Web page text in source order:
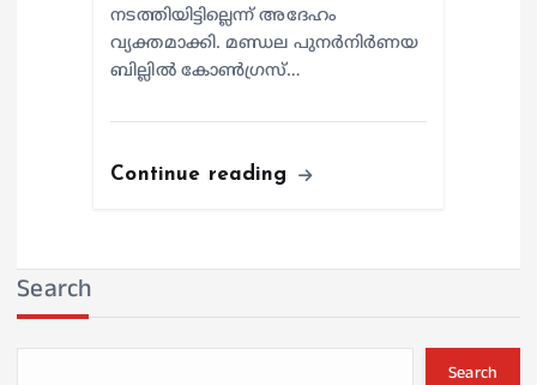
നടത്തിയിട്ടില്ലെന്ന് അദേഹം
വ്യക്തമാക്കി. മണ്ഡല പുനർനിർണയ
ബില്ലിൽ കോൺഗ്രസ്…
Continue reading
Search
Search